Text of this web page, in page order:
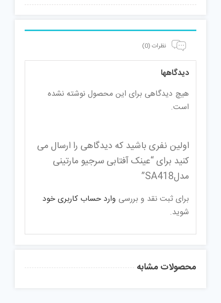
نظرات (0)
دیدگاهها
هیچ دیدگاهی برای این محصول نوشته نشده
است.
اولین نفری باشید که دیدگاهی را ارسال می
کنید برای “عینک آفتابی سرجیو مارتینی
مدلSA418”
برای ثبت نقد و بررسی وارد حساب کاربری خود
شوید.
محصولات مشابه